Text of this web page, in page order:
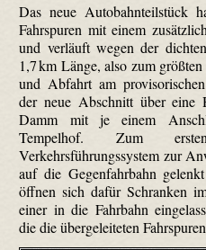
Das neue Autobahnteilstück
Fahrspuren mit einem
und verläuft wegen der
1,7 km Länge, also zum
und Abfahrt am
der neue Abschnitt über eine
Damm mit je einem
Tempelhof. Zum
Verkehrsführungssystem zur
auf die Gegenfahrbahn
öffnen sich dafür Schranken
einer in die Fahrbahn
die die übergeleiteten